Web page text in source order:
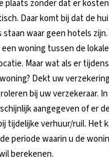
plaats zonder dat er
Daar komt bij dat de
staan waar geen hotels
woning tussen de
Maar wat als er
Dekt uw
bij uw verzekeraar.
aangegeven of er
tijdelijke verhuur/ruil. Het
periode waarin u de
berekenen.